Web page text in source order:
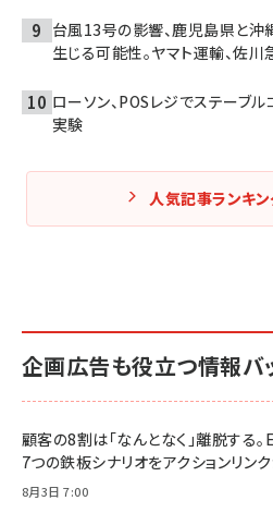
台風13号の影響、鹿児島県と
生じる可能性。ヤマト運輸、佐
ローソン、POSレジでステーブ
実験
人気記事ランキン
企画広告も役立つ情報バ
顧客の8割は「なんとなく」離脱する
7つの鉄板シナリオをアクションリン
8月3日 7:00